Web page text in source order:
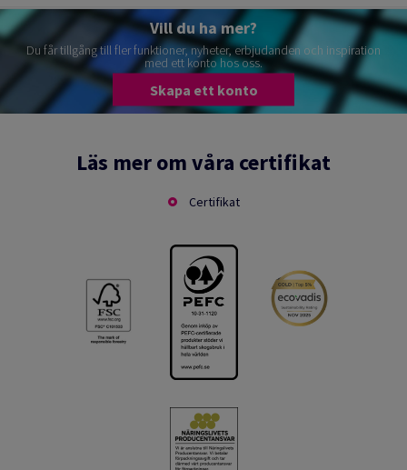
Vill du ha mer?
Du får tillgång till fler funktioner, nyheter, erbjudanden och inspiration
med ett konto hos oss.
Skapa ett konto
Läs mer om våra certifikat
Certifikat